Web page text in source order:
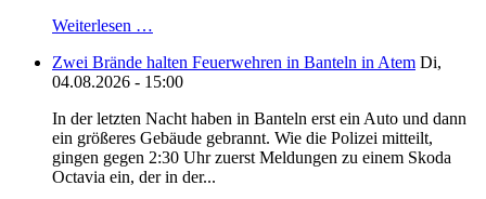
Weiterlesen …
Zwei Brände halten Feuerwehren in Banteln in Atem Di,
04.08.2026 - 15:00
In der letzten Nacht haben in Banteln erst ein Auto und dann
ein größeres Gebäude gebrannt. Wie die Polizei mitteilt,
gingen gegen 2:30 Uhr zuerst Meldungen zu einem Skoda
Octavia ein, der in der...